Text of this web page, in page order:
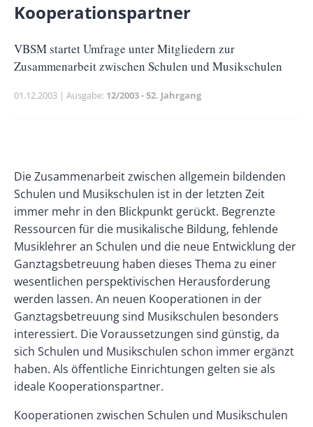
Size
Kooperationspartner
Untertitel
VBSM startet Umfrage unter Mitgliedern zur
Zusammenarbeit zwischen Schulen und Musikschulen
Publikationsdatum
01.12.2003 Ausgabe 12/2003 - 52. Jahrgang
Left
Rectangle
Right
Body
Die Zusammenarbeit zwischen allgemein bildenden
Schulen und Musikschulen ist in der letzten Zeit
immer mehr in den Blickpunkt gerückt. Begrenzte
Ressourcen für die musikalische Bildung, fehlende
Musiklehrer an Schulen und die neue Entwicklung der
Ganztagsbetreuung haben dieses Thema zu einer
wesentlichen perspektivischen Herausforderung
werden lassen. An neuen Kooperationen in der
Ganztagsbetreuung sind Musikschulen besonders
interessiert. Die Voraussetzungen sind günstig, da
sich Schulen und Musikschulen schon immer ergänzt
haben. Als öffentliche Einrichtungen gelten sie als
ideale Kooperationspartner.
Kooperationen zwischen Schulen und Musikschulen